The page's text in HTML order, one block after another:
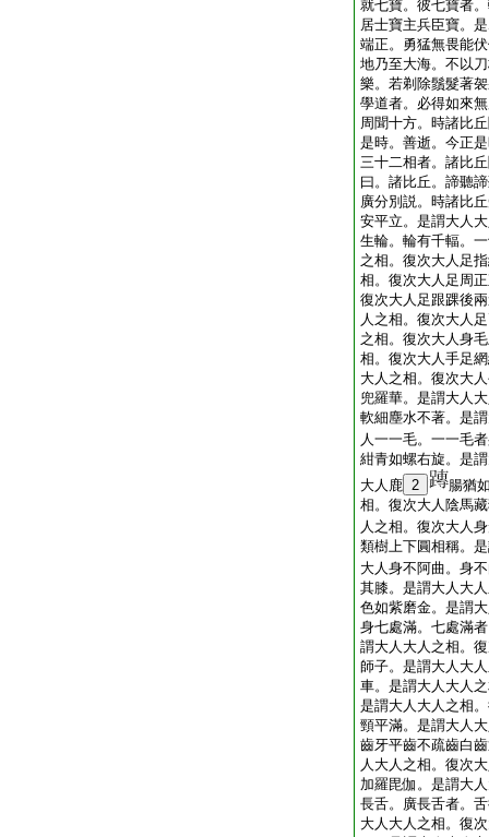
就七寶。彼七寶者
居士寶主兵臣寶。
端正。勇猛無畏能
地乃至大海。不以
樂。若剃除鬚髮著
學道者。必得如來
周聞十方。時諸比
是時。善逝。今正
三十二相者。諸比
曰。諸比丘。諦聽
廣分別説。時諸比
安平立。是謂大人
生輪。輪有千輻。
之相。復次大人足
相。復次大人足周
復次大人足跟踝後
人之相。復次大人
之相。復次大人身
相。復次大人手足
大人之相。復次大
兜羅華。是謂大人
軟細塵水不著。是
人一一毛。一一毛
紺青如螺右旋。是
大人鹿 2
腸猶
相。復次大人陰馬
人之相。復次大人
類樹上下圓相稱。
大人身不阿曲。身
其膝。是謂大人大
色如紫磨金。是謂
身七處滿。七處滿
謂大人大人之相。
師子。是謂大人大
車。是謂大人大人
是謂大人大人之相
頸平滿。是謂大人
齒牙平齒不疏齒白
人大人之相。復次
加羅毘伽。是謂大
長舌。廣長舌者。
大人大人之相。復